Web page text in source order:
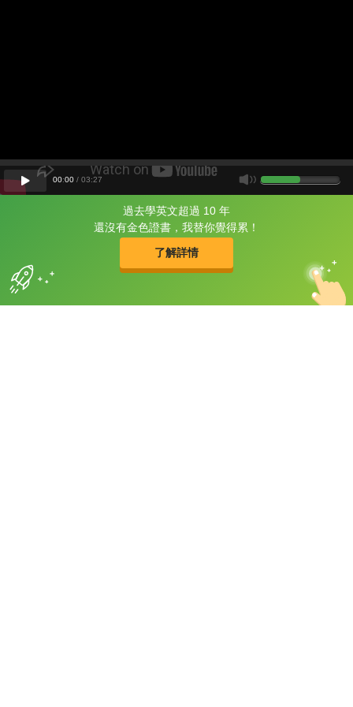
過去學英文超過 10 年
還沒有金色證書，我替你覺得累！
了解詳情
片尾有
攻其不背
的品牌故事
00:00 / 03:27